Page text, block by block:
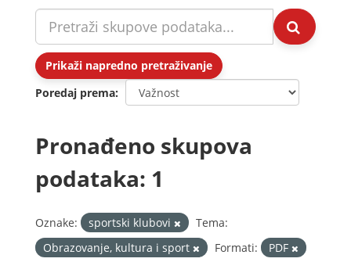
Prikaži napredno pretraživanje
Poredaj prema
Pronađeno skupova
podataka: 1
Oznake: sportski klubovi
Tema:
Obrazovanje, kultura i sport
Formati:
PDF